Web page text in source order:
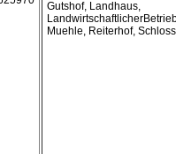
Gutshof, Landhaus,
Muehle, Reiterhof, Schloss